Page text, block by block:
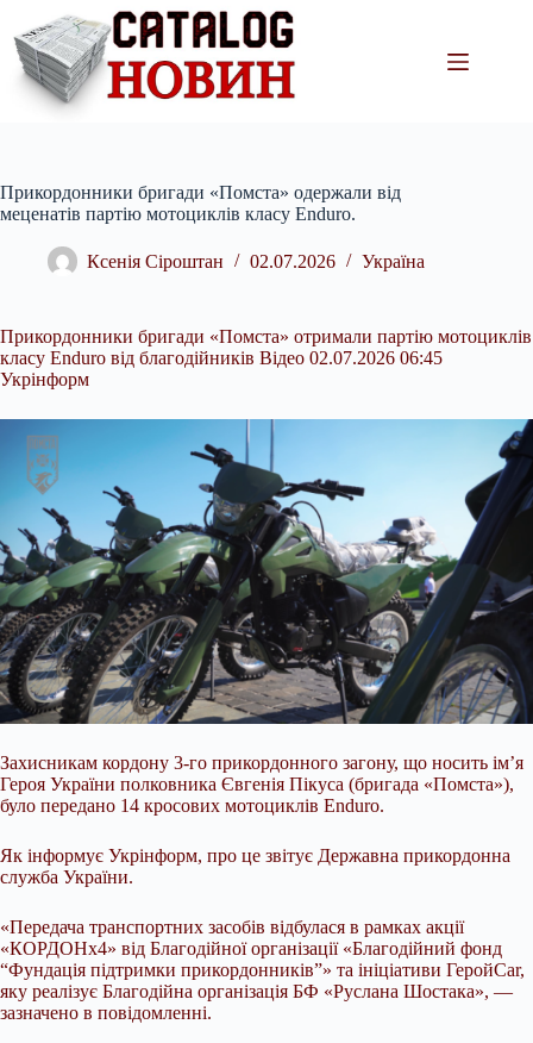
вмісту
Прикордонники бригади «Помста» одержали від
меценатів партію мотоциклів класу Enduro.
Ксенія Сіроштан 02.07.2026 Україна
Прикордонники бригади «Помста» отримали партію мотоциклів
класу Enduro від благодійників Відео 02.07.2026 06:45
Укрінформ
Захисникам кордону 3-го прикордонного загону, що носить ім’я
Героя України полковника Євгенія Пікуса (бригада «Помста»),
було передано 14 кросових мотоциклів Enduro.
Як інформує Укрінформ, про це звітує Державна прикордонна
служба України.
«Передача транспортних засобів відбулася в рамках акції
«КОРДОНх4» від Благодійної організації «Благодійний фонд
“Фундація підтримки прикордонників”» та ініціативи ГеройCar,
яку реалізує Благодійна організація БФ «Руслана Шостака», —
зазначено в повідомленні.